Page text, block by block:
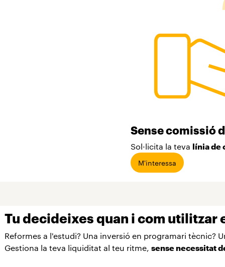
Sense comissió
Sol·licita la teva línia de
M'interessa
Tu decideixes quan i com utilitzar
Reformes a l'estudi? Una inversió en programari tècnic?
Gestiona la teva liquiditat al teu ritme, sense necessitat